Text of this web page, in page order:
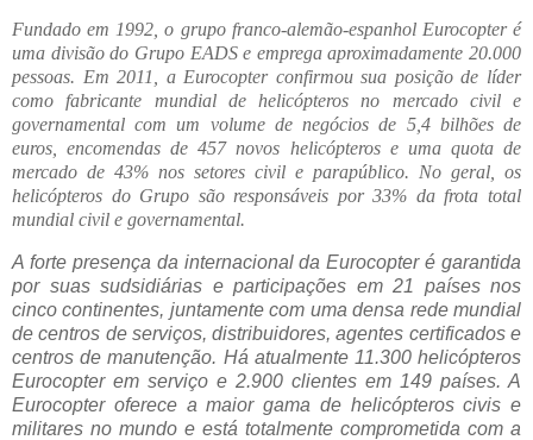
Fundado em 1992, o grupo franco-alemão-espanhol Eurocopter é
uma divisão do Grupo EADS e emprega aproximadamente 20.000
pessoas. Em 2011, a Eurocopter confirmou sua posição de líder
como fabricante mundial de helicópteros no mercado civil e
governamental com um volume de negócios de 5,4 bilhões de
euros, encomendas de 457 novos helicópteros e uma quota de
mercado de 43% nos setores civil e parapúblico. No geral, os
helicópteros do Grupo são responsáveis por 33% da frota total
mundial civil e governamental.
A forte presença da internacional da Eurocopter é garantida
por suas sudsidiárias e participações em 21 países nos
cinco continentes, juntamente com uma densa rede mundial
de centros de serviços, distribuidores, agentes certificados e
centros de manutenção. Há atualmente 11.300 helicópteros
Eurocopter em serviço e 2.900 clientes em 149 países. A
Eurocopter oferece a maior gama de helicópteros civis e
militares no mundo e está totalmente comprometida com a